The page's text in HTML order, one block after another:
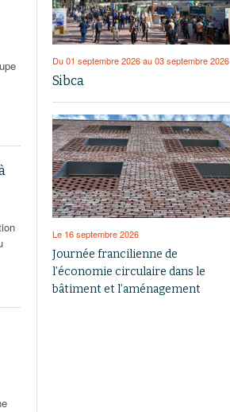
Du 01 septembre 2026 au 03 septembre 2026
Sibca
Le 16 septembre 2026
Journée francilienne de
l’économie circulaire dans le
bâtiment et l’aménagement